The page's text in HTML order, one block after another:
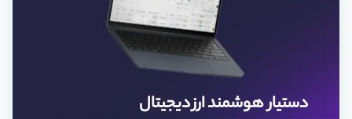
دستیار هوشمند ارز دیجیتال